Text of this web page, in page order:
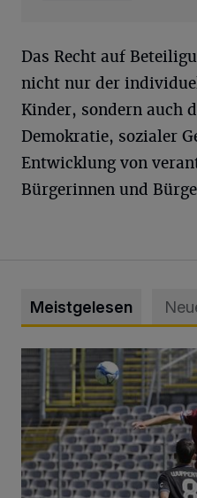
Das Recht auf
nicht nur der
Kinder, sondern auch
Demokratie, sozialer
Entwicklung von
Bürgerinnen und
Meistgelesen
WSV: Übertragung im